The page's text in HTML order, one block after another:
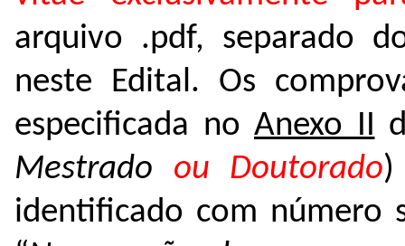
arquivo .pdf, separado
neste Edital. Os
especificada no Anexo II
Mestrado ou Doutorado
identificado com número